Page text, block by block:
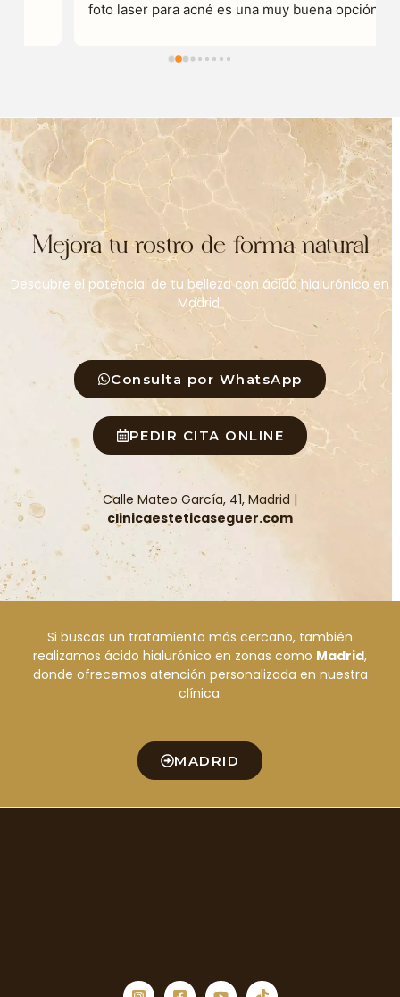
foto laser para acné es una muy buena opción
sesión.Otro punto importante a tratar es su
primer momento y dependiendo tu evolución te
va. Recomendando otros tipos de tratamientos.
Mejora tu rostro de forma natural
Descubre el potencial de tu belleza con ácido hialurónico en
Madrid.
Consulta por WhatsApp
PEDIR CITA ONLINE
Calle Mateo García, 41, Madrid |
clinicaesteticaseguer.com
Si buscas un tratamiento más cercano, también
realizamos ácido hialurónico en zonas como Madrid,
donde ofrecemos atención personalizada en nuestra
clínica.
MADRID